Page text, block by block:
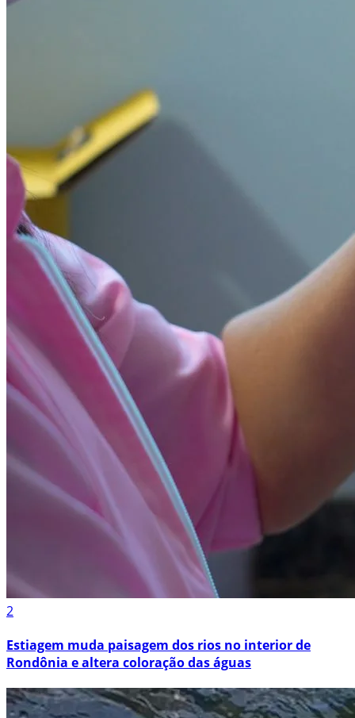
2
Estiagem muda paisagem dos rios no interior de
Rondônia e altera coloração das águas